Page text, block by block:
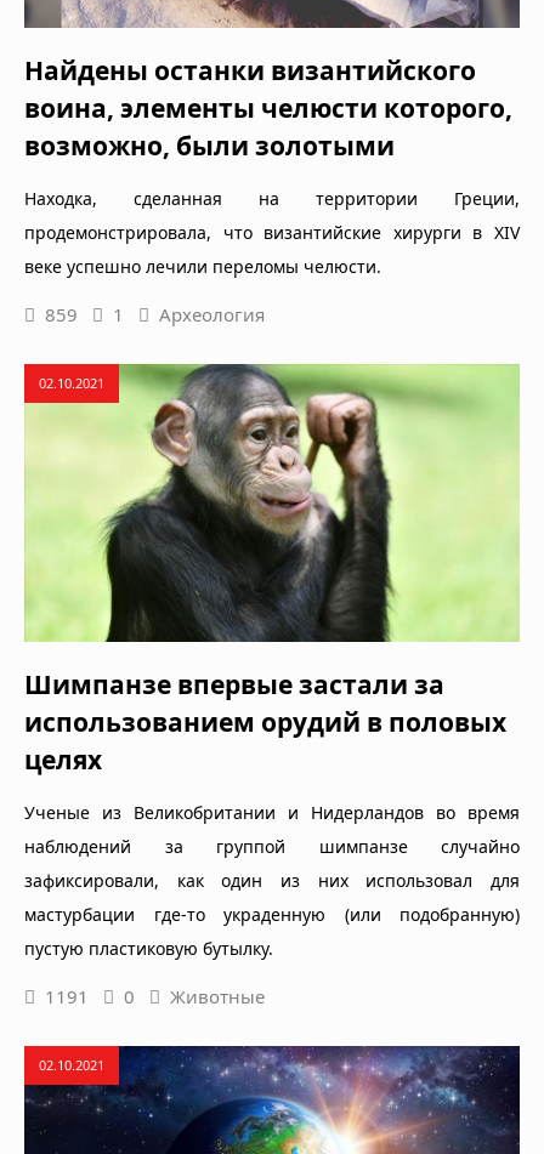
Найдены останки византийского
воина, элементы челюсти которого,
возможно, были золотыми
Находка, сделанная на территории Греции,
продемонстрировала, что византийские хирурги в XIV
веке успешно лечили переломы челюсти.
859 1 Археология
02.10.2021
Шимпанзе впервые застали за
использованием орудий в половых
целях
Ученые из Великобритании и Нидерландов во время
наблюдений за группой шимпанзе случайно
зафиксировали, как один из них использовал для
мастурбации где-то украденную (или подобранную)
пустую пластиковую бутылку.
1191 0 Животные
02.10.2021